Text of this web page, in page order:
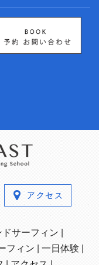
ドサーフィン
フィン 一日体験